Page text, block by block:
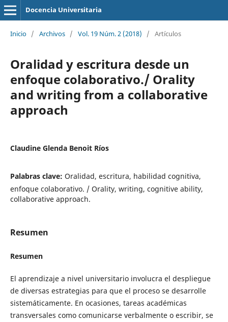
Docencia Universitaria
Inicio / Archivos / Vol. 19 Núm. 2 (2018) / Artículos
Oralidad y escritura desde un
enfoque colaborativo./ Orality
and writing from a collaborative
approach
Claudine Glenda Benoit Ríos
Palabras clave: Oralidad, escritura, habilidad cognitiva,
enfoque colaborativo. / Orality, writing, cognitive ability,
collaborative approach.
Resumen
Resumen
El aprendizaje a nivel universitario involucra el despliegue
de diversas estrategias para que el proceso se desarrolle
sistemáticamente. En ocasiones, tareas académicas
transversales como comunicarse verbalmente o escribir, se